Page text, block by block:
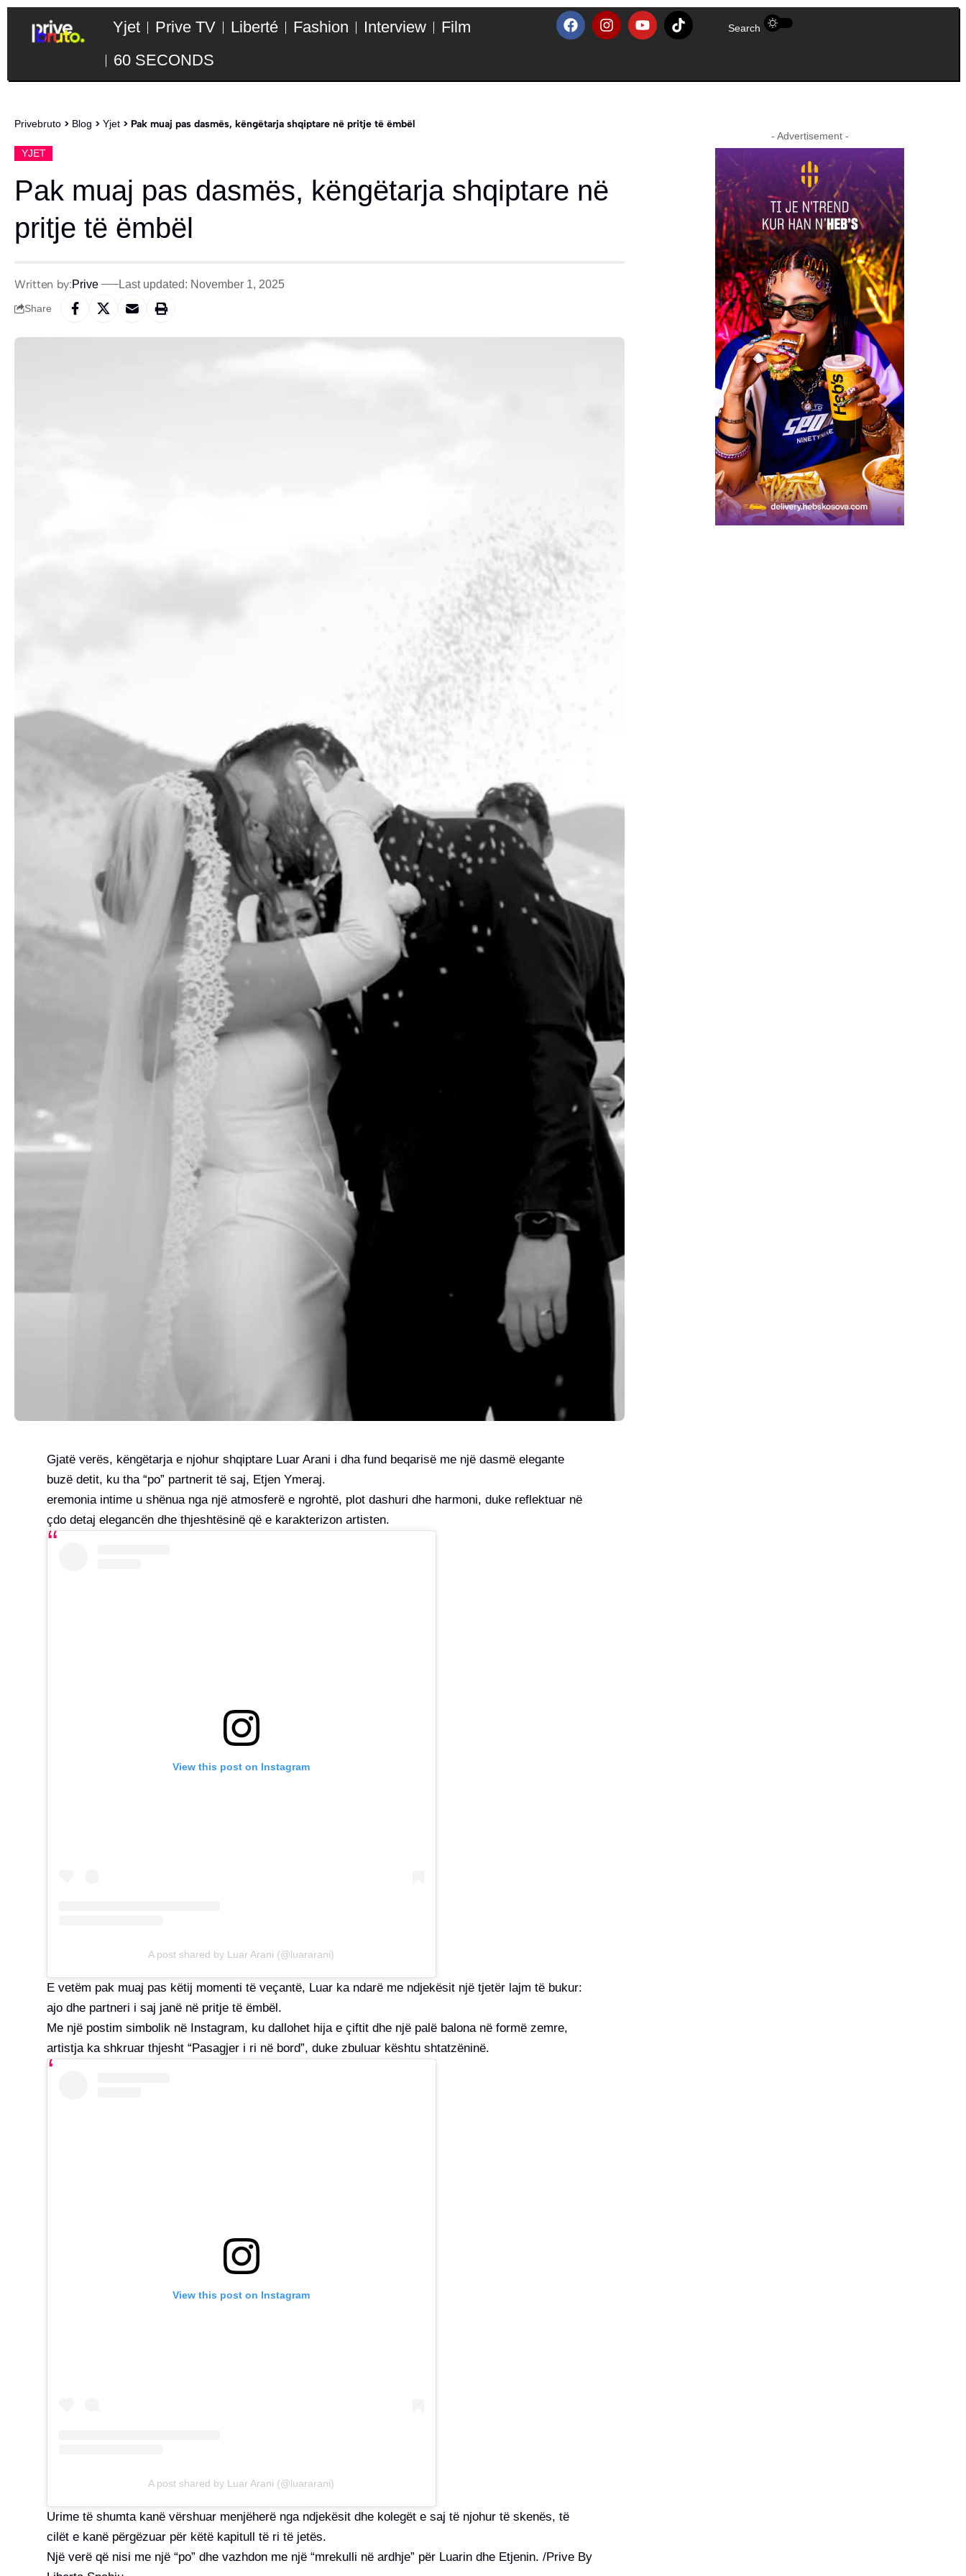
Yjet Prive TV Liberté Fashion Interview
Film
60 SECONDS
Search
Privebruto > Blog > Yjet > Pak muaj pas dasmës, këngëtarja shqiptare në pritje të ëmbël
YJET
Pak muaj pas dasmës, këngëtarja shqiptare në
pritje të ëmbël
Written by:Prive Last updated: November 1, 2025
Share
Gjatë verës, këngëtarja e njohur shqiptare Luar Arani i dha fund beqarisë me një dasmë elegante
buzë detit, ku tha “po” partnerit të saj, Etjen Ymeraj.
eremonia intime u shënua nga një atmosferë e ngrohtë, plot dashuri dhe harmoni, duke reflektuar në
çdo detaj elegancën dhe thjeshtësinë që e karakterizon artisten.
View this post on Instagram
A post shared by Luar Arani (@luararani)
E vetëm pak muaj pas këtij momenti të veçantë, Luar ka ndarë me ndjekësit një tjetër lajm të bukur:
ajo dhe partneri i saj janë në pritje të ëmbël.
Me një postim simbolik në Instagram, ku dallohet hija e çiftit dhe një palë balona në formë zemre,
artistja ka shkruar thjesht “Pasagjer i ri në bord”, duke zbuluar kështu shtatzëninë.
View this post on Instagram
A post shared by Luar Arani (@luararani)
Urime të shumta kanë vërshuar menjëherë nga ndjekësit dhe kolegët e saj të njohur të skenës, të
cilët e kanë përgëzuar për këtë kapitull të ri të jetës.
Një verë që nisi me një “po” dhe vazhdon me një “mrekulli në ardhje” për Luarin dhe Etjenin. /Prive By
- Advertisement -